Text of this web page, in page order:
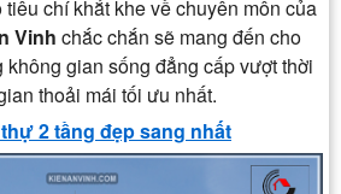
chí khắt khe về chuyên môn của
Vinh chắc chắn sẽ mang đến cho
gian sống đẳng cấp vượt thời
thoải mái tối ưu nhất.
2 tầng đẹp sang nhất